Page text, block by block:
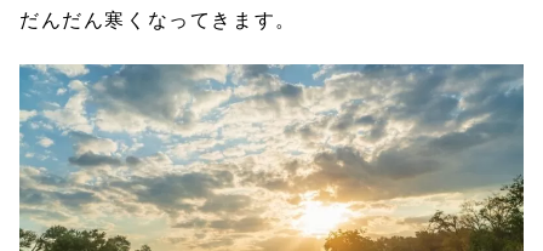
だんだん寒くなってきます。